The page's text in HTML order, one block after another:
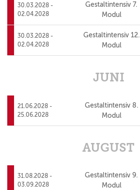
30.03.2028 -
02.04.2028
Gestaltintensiv 7.
Modul
30.03.2028 -
02.04.2028
Gestaltintensiv 12.
Modul
JUNI
21.06.2028 -
25.06.2028
Gestaltintensiv 8.
Modul
AUGUST
31.08.2028 -
03.09.2028
Gestaltintensiv 9.
Modul